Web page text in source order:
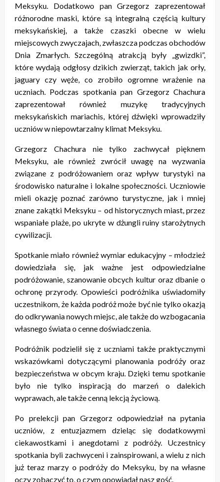
Meksyku. Dodatkowo pan Grzegorz zaprezentował
różnorodne maski, które są integralną częścią kultury
meksykańskiej, a także czaszki obecne w wielu
miejscowych zwyczajach, zwłaszcza podczas obchodów
Dnia Zmarłych. Szczególną atrakcją były „gwizdki”,
które wydają odgłosy dzikich zwierząt, takich jak orły,
jaguary czy węże, co zrobiło ogromne wrażenie na
uczniach. Podczas spotkania pan Grzegorz Chachura
zaprezentował również muzykę tradycyjnych
meksykańskich mariachis, której dźwięki wprowadziły
uczniów w niepowtarzalny klimat Meksyku.
Grzegorz Chachura nie tylko zachwycał pięknem
Meksyku, ale również zwrócił uwagę na wyzwania
związane z podróżowaniem oraz wpływ turystyki na
środowisko naturalne i lokalne społeczności. Uczniowie
mieli okazję poznać zarówno turystyczne, jak i mniej
znane zakątki Meksyku – od historycznych miast, przez
wspaniałe plaże, po ukryte w dżungli ruiny starożytnych
cywilizacji.
Spotkanie miało również wymiar edukacyjny – młodzież
dowiedziała się, jak ważne jest odpowiedzialne
podróżowanie, szanowanie obcych kultur oraz dbanie o
ochronę przyrody. Opowieści podróżnika uświadomiły
uczestnikom, że każda podróż może być nie tylko okazją
do odkrywania nowych miejsc, ale także do wzbogacania
własnego świata o cenne doświadczenia.
Podróżnik podzielił się z uczniami także praktycznymi
wskazówkami dotyczącymi planowania podróży oraz
bezpieczeństwa w obcym kraju. Dzięki temu spotkanie
było nie tylko inspiracją do marzeń o dalekich
wyprawach, ale także cenną lekcją życiową.
Po prelekcji pan Grzegorz odpowiedział na pytania
uczniów, z entuzjazmem dzieląc się dodatkowymi
ciekawostkami i anegdotami z podróży. Uczestnicy
spotkania byli zachwyceni i zainspirowani, a wielu z nich
już teraz marzy o podróży do Meksyku, by na własne
oczy zobaczyć to, o czym opowiadał nasz gość.